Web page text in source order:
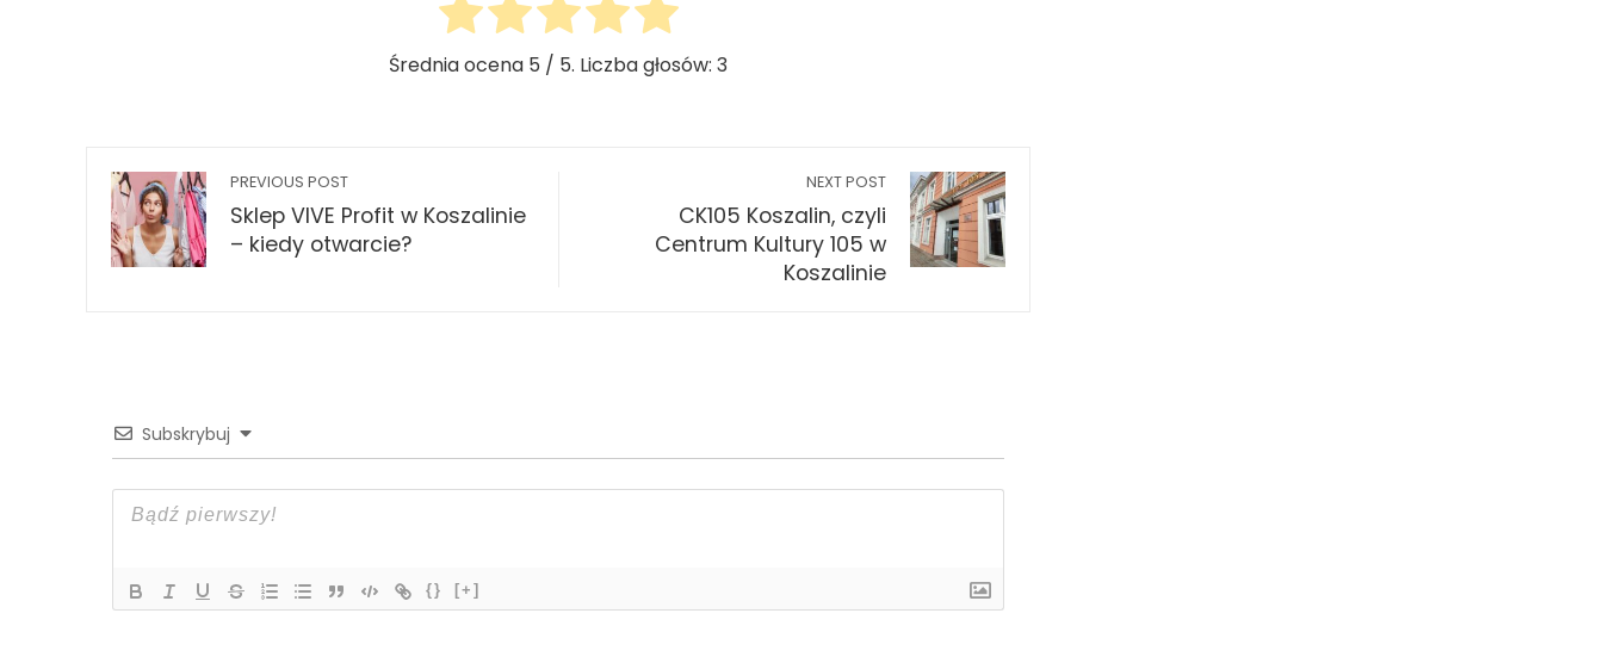
Średnia ocena 5 / 5. Liczba głosów: 3
PREVIOUS POST
Sklep VIVE Profit w Koszalinie
– kiedy otwarcie?
NEXT POST
CK105 Koszalin, czyli
Centrum Kultury 105 w
Koszalinie
Subskrybuj
{} [+]